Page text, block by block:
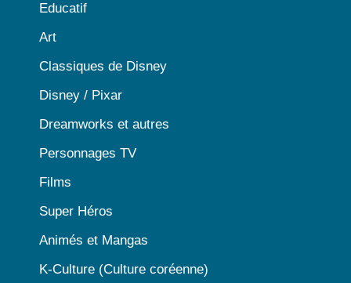
Educatif
Art
Classiques de Disney
Disney / Pixar
Dreamworks et autres
Personnages TV
Films
Super Héros
Animés et Mangas
K-Culture (Culture coréenne)